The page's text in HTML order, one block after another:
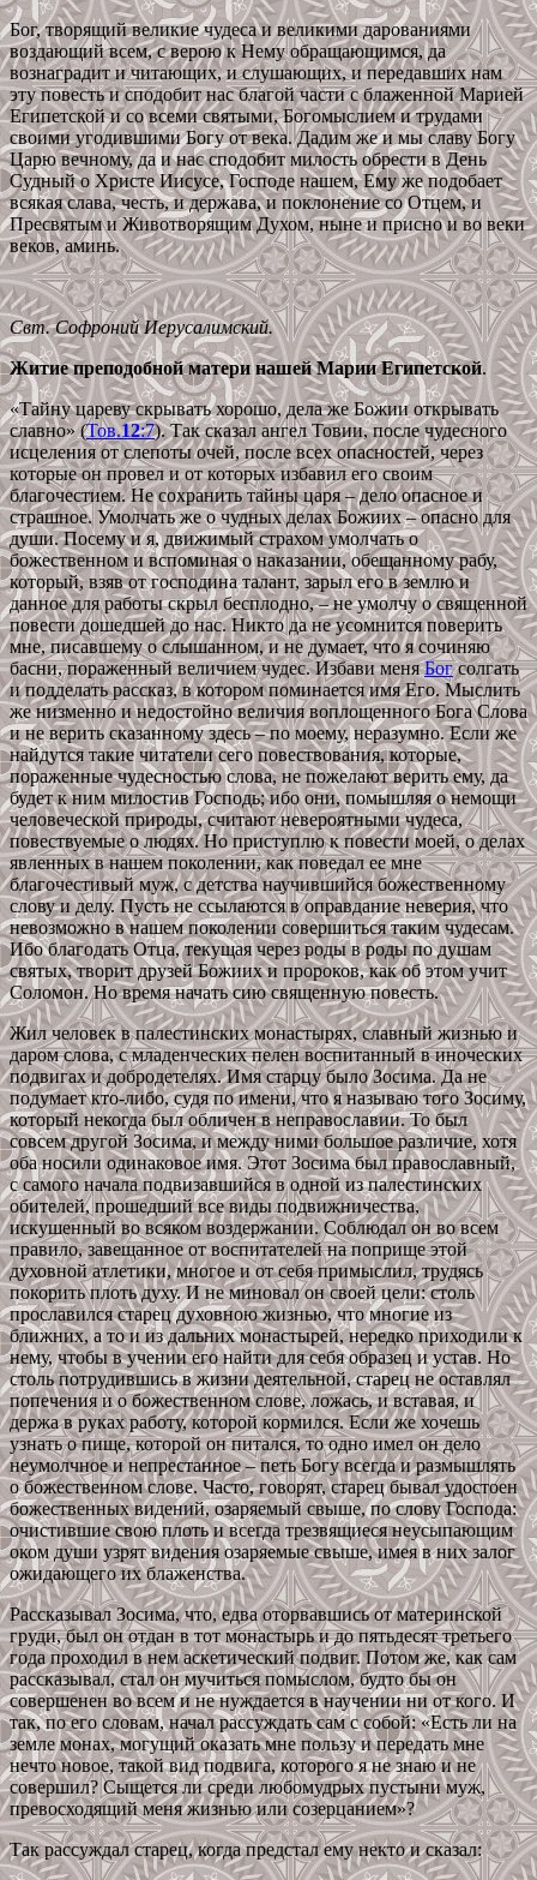
Бог, творящий великие чудеса и великими дарованиями
воздающий всем, с верою к Нему обращающимся, да
вознаградит и читающих, и слушающих, и передавших нам
эту повесть и сподобит нас благой части с блаженной Марией
Египетской и со всеми святыми, Богомыслием и трудами
своими угодившими Богу от века. Дадим же и мы славу Богу
Царю вечному, да и нас сподобит милость обрести в День
Судный о Христе Иисусе, Господе нашем, Ему же подобает
всякая слава, честь, и держава, и поклонение со Отцем, и
Пресвятым и Животворящим Духом, ныне и присно и во веки
веков, аминь.
Свт. Софроний Иерусалимский.
Житие преподобной матери нашей Марии Египетской.
«Тайну царевускрывать хорошо,дела же Божии открывать
славно» (Тов.12:7). Так сказал ангел Товии, после чудесного
исцеления от слепоты очей, после всех опасностей, через
которые он провел и от которых избавил его своим
благочестием. Не сохранить тайны царя – дело опасное и
страшное. Умолчать же о чудных делах Божиих – опасно для
души. Посему и я, движимый страхом умолчать о
божественном и вспоминая о наказании, обещанному рабу,
который, взяв от господина талант, зарыл его в землю и
данное для работы скрыл бесплодно, – не умолчу о священной
повести дошедшей до нас. Никто да не усомнится поверить
мне, писавшему о слышанном, и не думает, что я сочиняю
басни, пораженный величием чудес. Избави меняБогсолгать
и подделать рассказ, в котором поминается имя Его. Мыслить
же низменно и недостойно величия воплощенного Бога Слова
и не верить сказанному здесь – по моему, неразумно. Если же
найдутся такие читатели сего повествования, которые,
пораженные чудесностью слова, не пожелают верить ему, да
будет к ним милостив Господь; ибо они, помышляя о немощи
человеческой природы, считают невероятными чудеса,
повествуемые о людях. Но приступлю к повести моей, о делах
явленных в нашем поколении, как поведал ее мне
благочестивый муж, с детства научившийся божественному
слову и делу. Пусть не ссылаются в оправдание неверия, что
невозможно в нашем поколении совершиться таким чудесам.
Ибо благодать Отца, текущая через роды в роды по душам
святых, творит друзей Божиих и пророков, как об этом учит
Соломон. Но время начать сию священную повесть.
Жил человек в палестинских монастырях, славный жизнью и
даром слова, с младенческих пелен воспитанный в иноческих
подвигах и добродетелях. Имя старцу было Зосима. Да не
подумает кто-либо, судя по имени, что я называю того Зосиму,
который некогда был обличен в неправославии. То был
совсем другой Зосима, и между ними большое различие, хотя
оба носили одинаковое имя. Этот Зосима был православный,
с самого начала подвизавшийся в одной из палестинских
обителей, прошедший все виды подвижничества,
искушенный во всяком воздержании. Соблюдал он во всем
правило, завещанное от воспитателей на поприще этой
духовной атлетики, многое и от себя примыслил, трудясь
покорить плоть духу. И не миновал он своей цели: столь
прославился старец духовною жизнью, что многие из
ближних, а то и из дальних монастырей, нередко приходили к
нему, чтобы в учении его найти для себя образец и устав. Но
столь потрудившись в жизни деятельной, старец не оставлял
попечения и о божественном слове, ложась, и вставая, и
держа в руках работу, которой кормился. Если же хочешь
узнать о пище, которой он питался, то одно имел он дело
неумолчное и непрестанное – петь Богу всегда и размышлять
о божественном слове. Часто, говорят, старец бывал удостоен
божественных видений, озаряемый свыше, по слову Господа:
очистившие свою плоть и всегда трезвящиеся неусыпающим
оком души узрят видения озаряемые свыше, имея в них залог
ожидающего их блаженства.
Рассказывал Зосима, что, едва оторвавшись от материнской
груди, был он отдан в тот монастырь и до пятьдесят третьего
года проходил в нем аскетический подвиг. Потом же, как сам
рассказывал, стал он мучиться помыслом, будто бы он
совершенен во всем и не нуждается в научении ни от кого. И
так, по его словам, начал рассуждать сам с собой: «Есть ли на
земле монах, могущий оказать мне пользу и передать мне
нечто новое, такой вид подвига, которого я не знаю и не
совершил? Сыщется ли среди любомудрых пустыни муж,
превосходящий меня жизнью или созерцанием»?
Так рассуждал старец, когда предстал ему некто и сказал: